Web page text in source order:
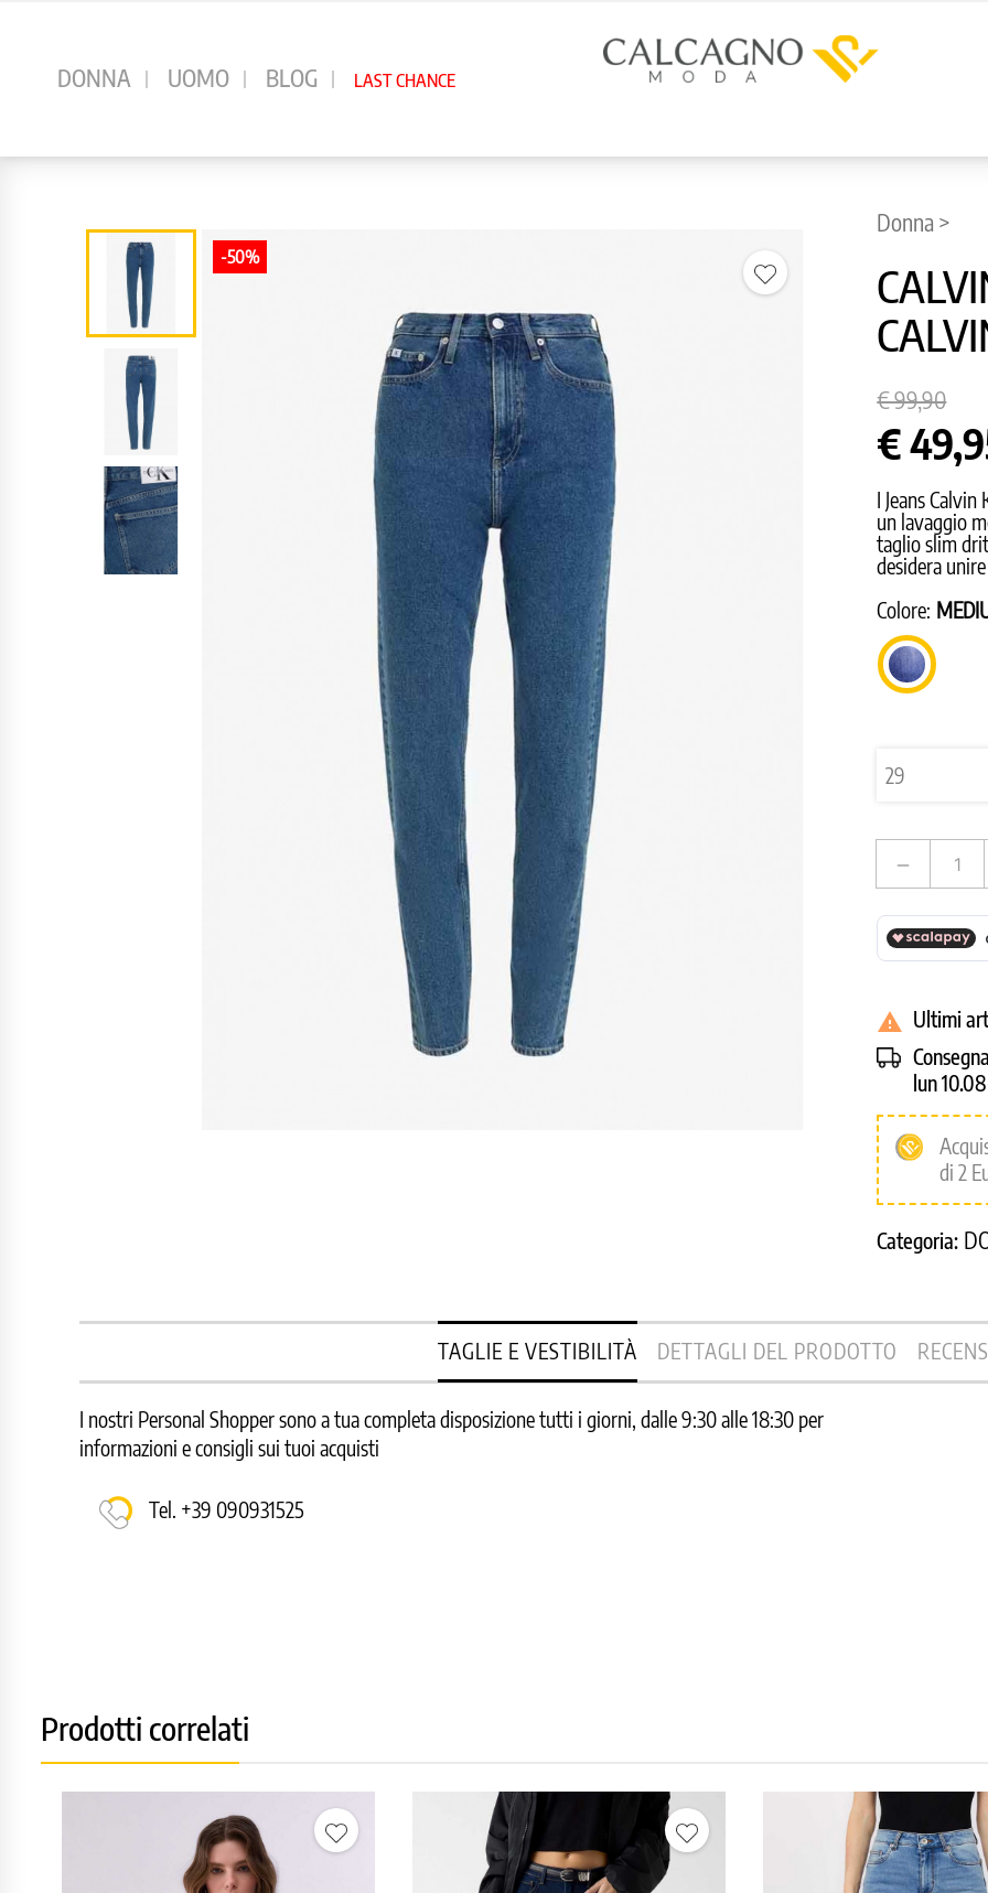
DONNA UOMO BLOG LAST CHANCE
-50%
Donna >
€ 99,90
€
I Jeans
un lavaggio
taglio slim
desidera
Colore:
MEDIUM
USED
remove
 Ultimi
lun
di 2
Categoria:
TAGLIE E VESTIBILITÀ DETTAGLI DEL PRODOTTO
I nostri Personal Shopper sono a tua completa disposizione tutti i giorni, dalle 9:30 alle 18:30 per
informazioni e consigli sui tuoi acquisti
Tel. +39 090931525
Prodotti correlati